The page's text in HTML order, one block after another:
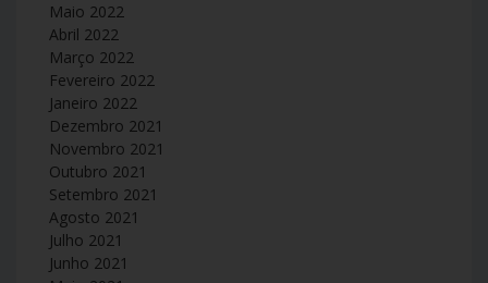
Maio 2022
Abril 2022
Março 2022
Fevereiro 2022
Janeiro 2022
Dezembro 2021
Novembro 2021
Outubro 2021
Setembro 2021
Agosto 2021
Julho 2021
Junho 2021